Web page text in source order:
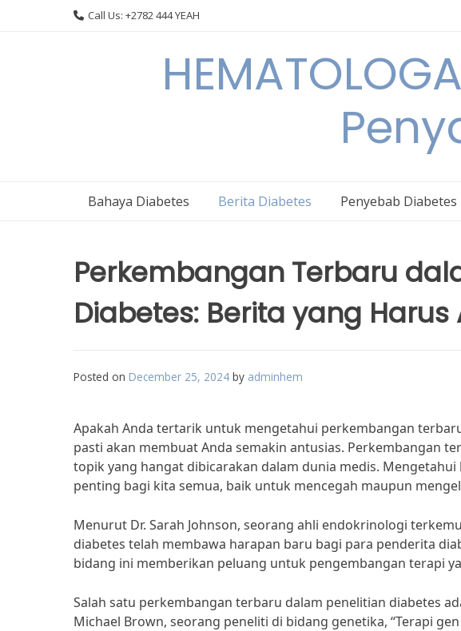
Call Us: +2782 444 YEAH
Bahaya Diabetes Berita Diabetes Penyebab Diabetes
Perkembangan Terbaru
Diabetes: Berita yang
Posted on December 25, 2024 by adminhem
Apakah Anda tertarik untuk mengetahui perkembangan
pasti akan membuat Anda semakin antusias. Perkembangan
topik yang hangat dibicarakan dalam dunia medis.
penting bagi kita semua, baik untuk mencegah maupun
Menurut Dr. Sarah Johnson, seorang ahli endokrinologi
diabetes telah membawa harapan baru bagi para penderita
bidang ini memberikan peluang untuk pengembangan terapi
Salah satu perkembangan terbaru dalam penelitian diabetes
Michael Brown, seorang peneliti di bidang genetika, “Terapi